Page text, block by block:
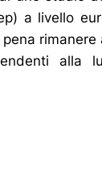
a livello
alla